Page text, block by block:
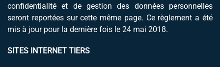
confidentialité et de gestion des données personnelles
seront reportées sur cette même page. Ce règlement a été
mis à jour pour la dernière fois le 24 mai 2018.
SITES INTERNET TIERS